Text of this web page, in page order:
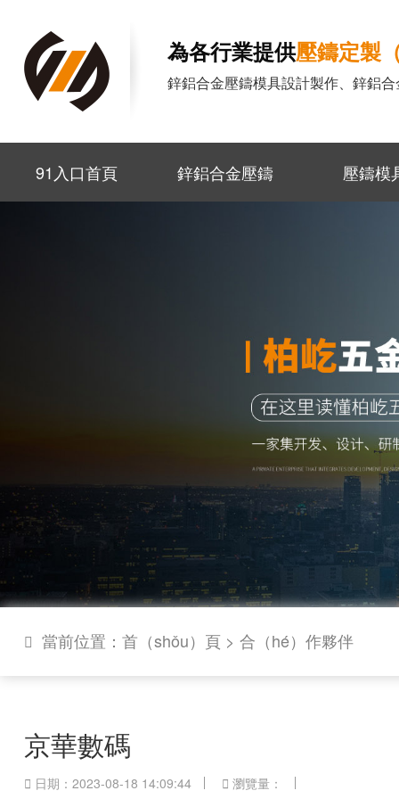
為各行業提供壓鑄定製
鋅鋁合金壓鑄模具設計製作、鋅鋁
91入口首頁 鋅鋁合金壓鑄 壓鑄模
當前位置： 首（shǒu）頁> 合（hé）作夥伴
京華數碼
 日期：2023-08-18 14:09:44  瀏覽量：